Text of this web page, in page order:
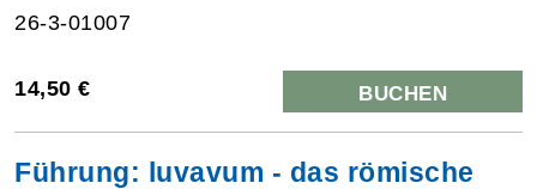
26-3-01007
14,50 € BUCHEN
Führung: luvavum - das römische